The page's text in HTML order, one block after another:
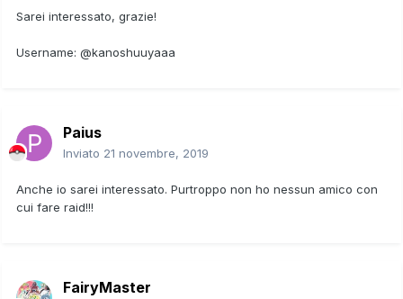
Sarei interessato, grazie!
Username: @kanoshuuyaaa
Paius
Inviato 21 novembre, 2019
Anche io sarei interessato. Purtroppo non ho nessun amico con
cui fare raid!!!
FairyMaster